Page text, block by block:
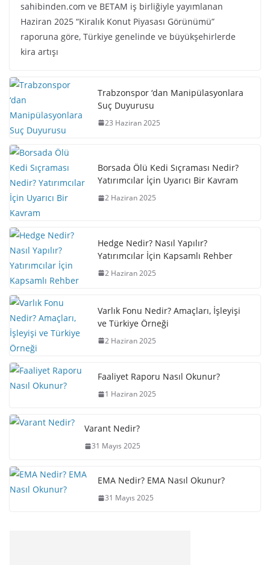
sahibinden.com ve BETAM iş birliğiyle yayımlanan
Haziran 2025 “Kiralık Konut Piyasası Görünümü”
raporuna göre, Türkiye genelinde ve büyükşehirlerde
kira artışı
Trabzonspor ‘dan Manipülasyonlara
Suç Duyurusu
23 Haziran 2025
Borsada Ölü Kedi Sıçraması Nedir?
Yatırımcılar İçin Uyarıcı Bir Kavram
2 Haziran 2025
Hedge Nedir? Nasıl Yapılır?
Yatırımcılar İçin Kapsamlı Rehber
2 Haziran 2025
Varlık Fonu Nedir? Amaçları, İşleyişi
ve Türkiye Örneği
2 Haziran 2025
Faaliyet Raporu Nasıl Okunur?
1 Haziran 2025
Varant Nedir?
31 Mayıs 2025
EMA Nedir? EMA Nasıl Okunur?
31 Mayıs 2025